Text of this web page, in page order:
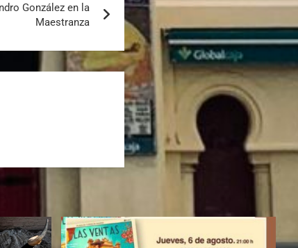
González en la
Maestranza